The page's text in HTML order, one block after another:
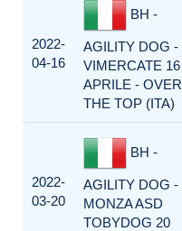
2022-
04-16
BH -
AGILITY DOG -
VIMERCATE 16
APRILE - OVER
THE TOP (ITA)
2022-
03-20
BH -
AGILITY DOG -
MONZA ASD
TOBYDOG 20